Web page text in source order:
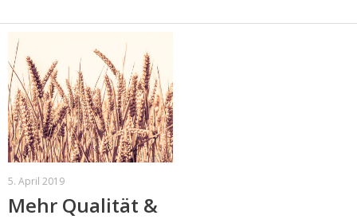
5. April 2019
Mehr Qualität &